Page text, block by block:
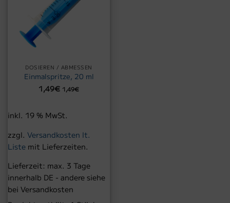
DOSIEREN / ABMESSEN
Einmalspritze, 20 ml
1,49€ 1,49€
inkl. 19 % MwSt.
zzgl. Versandkosten lt.
Listemit Lieferzeiten.
Lieferzeit: max. 3 Tage
innerhalb DE - andere siehe
bei Versandkosten